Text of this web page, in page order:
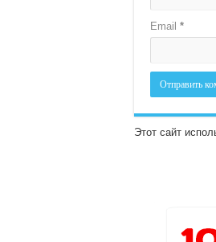
Email *
Этот сайт